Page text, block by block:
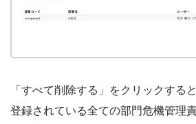
「すべて削除する」をクリックすると
登録されている全ての部門危機管理